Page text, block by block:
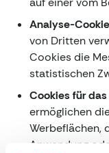
Analyse-
von Dritten
Cookies die
statistischen
Cookies für
ermöglichen
Werbeflächen,
Anwendung